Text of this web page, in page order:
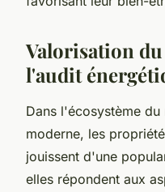
Valorisation
l'audit
Dans l'écosystème
moderne, les
jouissent d'une
elles répondent aux